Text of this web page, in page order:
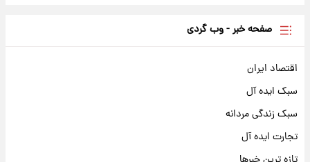
صفحه خبر - وب گردی
اقتصاد ایران
سبک ایده آل
سبک زندگی مردانه
تجارت ایده آل